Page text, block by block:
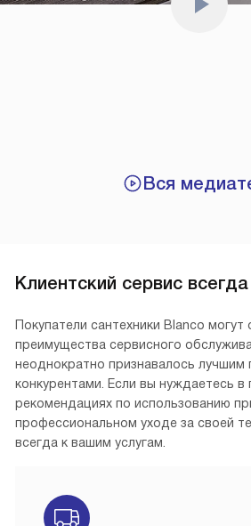
Вся
Клиентский сервис
Покупатели сантехники Blanco могут
преимущества сервисного
неоднократно признавалось лучшим
конкурентами. Если вы нуждаетесь в
рекомендациях по использованию
профессиональном уходе за своей
всегда к вашим услугам.